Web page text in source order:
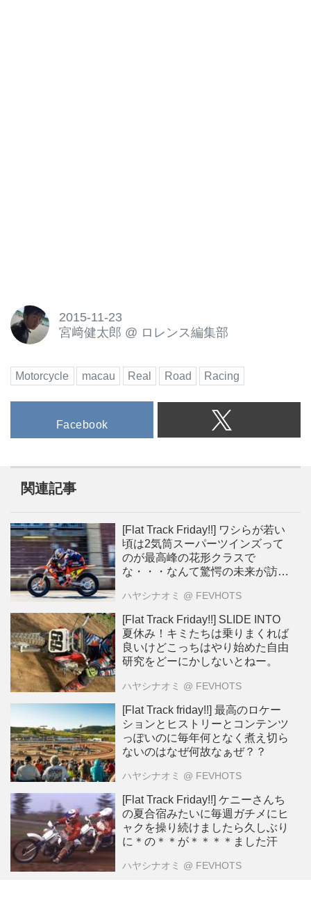
2015-11-23
宮﨑健太郎 @ ロレンス編集部
Motorcycle macau Real Road Racing
Facebook
関連記事
[Flat Track Friday!!] ワシらが若い
頃は2気筒スーパーツインズって
のが最高峰の花形クラスで
な・・・なんて驚愕の未来が訪れ
ハヤシナオミ @ FEVHOTS
[Flat Track Friday!!] SLIDE INTO
夏休み！キミたちは乗りまくれば
良いけどこっちはやり始めた自由
研究をどーにかしないとねー。
ハヤシナオミ @ FEVHOTS
[Flat Track friday!!] 最高のロケー
ションとヒストリーとコンテンツ
っぽいのに毎年何となく煮え切ら
ないのはなぜ何故なぁぜ？？
ハヤシナオミ @ FEVHOTS
[Flat Track Friday!!] ケニーさんち
の夏合宿みたいに毎週ガチメにヒ
ャクを操り続けましたら久しぶり
に＊の＊＊が＊＊＊＊ました汗
ハヤシナオミ @ FEVHOTS